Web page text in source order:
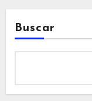
Buscar